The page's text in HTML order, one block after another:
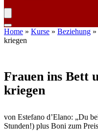
Home » Kurse » Beziehung »
kriegen
Frauen ins Bett
kriegen
von Estefano d’Elano: „Du
Stunden!) plus Boni zum